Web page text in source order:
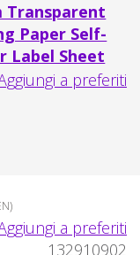
Transparent
Paper Self-
Label Sheet
132910902